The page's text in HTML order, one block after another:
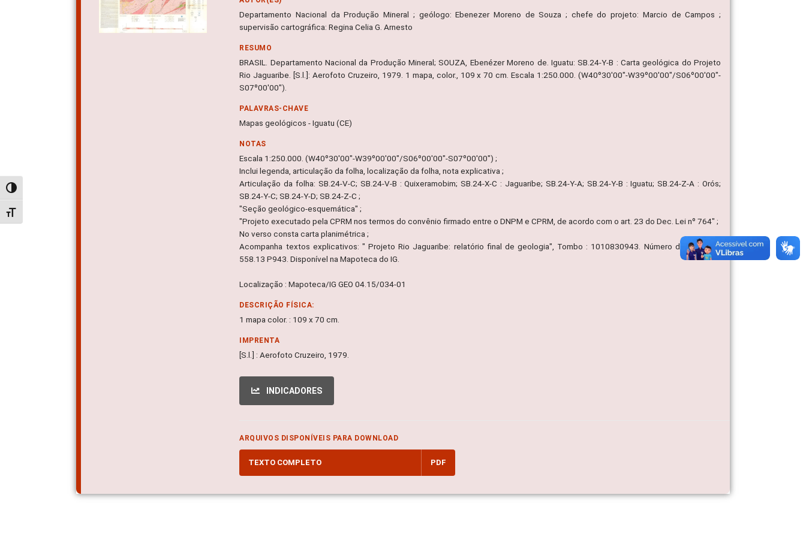
Alternar alto contraste
Alternar tamanho da fonte
Departamento Nacional da Produção Mineral ; geólogo: Ebenezer Moreno de Souza ; chefe do projeto: Marcio de Campos ;
supervisão cartográfica: Regina Celia G. Arnesto
RESUMO
BRASIL. Departamento Nacional da Produção Mineral; SOUZA, Ebenézer Moreno de. Iguatu: SB.24-Y-B : Carta geológica do Projeto
Rio Jaguaribe. [S.l.]: Aerofoto Cruzeiro, 1979. 1 mapa, color., 109 x 70 cm. Escala 1:250.000. (W40º30'00"-W39º00'00"/S06º00'00"-
S07º00'00").
PALAVRAS-CHAVE
Mapas geológicos - Iguatu (CE)
NOTAS
Escala 1:250.000. (W40º30'00"-W39º00'00"/S06º00'00"-S07º00'00") ;
Inclui legenda, articulação da folha, localização da folha, nota explicativa ;
Articulação da folha: SB.24-V-C; SB.24-V-B : Quixeramobim; SB.24-X-C : Jaguaribe; SB.24-Y-A; SB.24-Y-B : Iguatu; SB.24-Z-A : Orós;
SB.24-Y-C; SB.24-Y-D; SB.24-Z-C ;
"Seção geológico-esquemática" ;
"Projeto executado pela CPRM nos termos do convênio firmado entre o DNPM e CPRM, de acordo com o art. 23 do Dec. Lei nº 764" ;
No verso consta carta planimétrica ;
Acompanha textos explicativos: " Projeto Rio Jaguaribe: relatório final de geologia", Tombo : 1010830943. Número de chamada
558.13 P943. Disponível na Mapoteca do IG.
Localização : Mapoteca/IG GEO 04.15/034-01
DESCRIÇÃO FÍSICA:
1 mapa color. : 109 x 70 cm.
IMPRENTA
[S.l.] : Aerofoto Cruzeiro, 1979.
INDICADORES
ARQUIVOS DISPONÍVEIS PARA DOWNLOAD
TEXTO COMPLETO PDF